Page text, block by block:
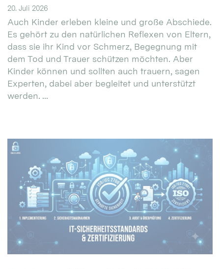
20. Juli 2026
Auch Kinder erleben kleine und große Abschiede.
Es gehört zu den natürlichen Reflexen von Eltern,
dass sie ihr Kind vor Schmerz, Begegnung mit
dem Tod und Trauer schützen möchten. Aber
Kinder können und sollten auch trauern, sagen
Experten, dabei aber begleitet und unterstützt
werden. ...